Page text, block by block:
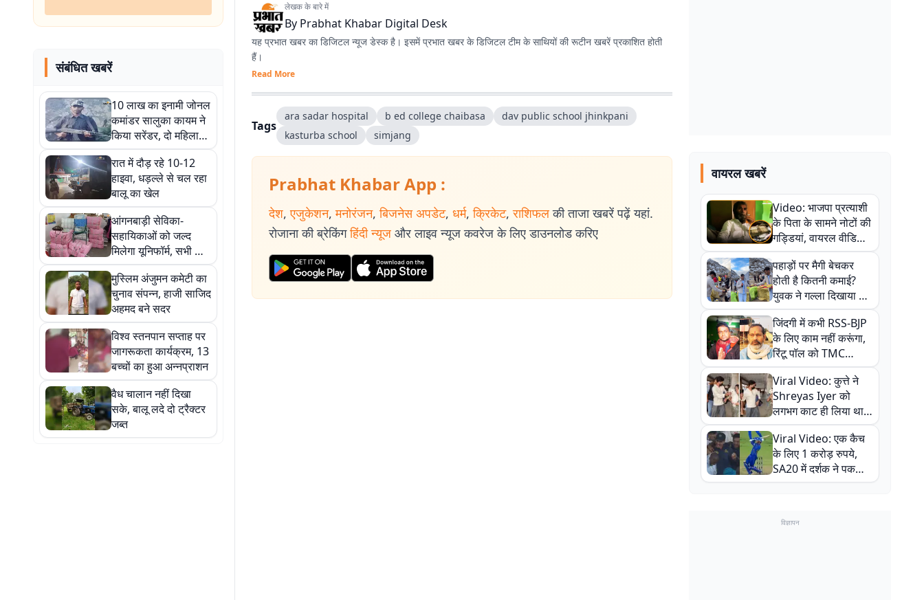
संबंधित खबरें
10 लाख का इनामी जोनल
कमांडर सालुका कायम ने
किया सरेंडर, दो महिला
माओवादियों ने भी छोड़ा
हथियार
रात में दौड़ रहे 10-12
हाइवा, धड़ल्ले से चल रहा
बालू का खेल
आंगनबाड़ी सेविका-
सहायिकाओं को जल्द
मिलेगा यूनिफॉर्म, सभी को
मिलेगा दो-दो सेट
मुस्लिम अंजुमन कमेटी का
चुनाव संपन्न, हाजी साजिद
अहमद बने सदर
विश्व स्तनपान सप्ताह पर
जागरूकता कार्यक्रम, 13
बच्चों का हुआ अन्नप्राशन
वैध चालान नहीं दिखा
सके, बालू लदे दो ट्रैक्टर
जब्त
लेखक के बारे में
By Prabhat Khabar Digital Desk
यह प्रभात खबर का डिजिटल न्यूज डेस्क है। इसमें प्रभात खबर के डिजिटल टीम के साथियों की रूटीन खबरें प्रकाशित होती
हैं।
Read More
Tags
ara sadar hospital b ed college chaibasa
dav public school jhinkpani
kasturba school
simjang
Prabhat Khabar App :
देश, एजुकेशन, मनोरंजन, बिजनेस अपडेट, धर्म, क्रिकेट, राशिफल की ताजा खबरें पढ़ें यहां.
रोजाना की ब्रेकिंग हिंदी न्यूज और लाइव न्यूज कवरेज के लिए डाउनलोड करिए
वायरल खबरें
Video: भाजपा प्रत्याशी
के पिता के सामने नोटों की
गड्डियां, वायरल वीडियो
से राजनीति में उबाल,
अजित महतो बोले- TMC
की गंदी चाल
पहाड़ों पर मैगी बेचकर
होती है कितनी कमाई?
युवक ने गल्ला दिखाया तो
नौकरी वालों के खड़े हो गए
कान
जिंदगी में कभी RSS-BJP
के लिए काम नहीं करूंगा,
रिंटू पॉल को TMC
ऑफिस में ले जाकर पीटा,
Video वायरल
Viral Video: कुत्ते ने
Shreyas Iyer को
लगभग काट ही लिया था,
न्यूजीलैंड सीरीज से पहले
बाल-बाल बचे
Viral Video: एक कैच
के लिए 1 करोड़ रुपये,
SA20 में दर्शक ने पकड़ा
एक हाथ से गजब का कैच
विज्ञापन